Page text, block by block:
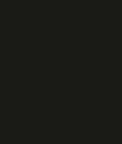
por Luiz Henrique e
ex-Botafogo;